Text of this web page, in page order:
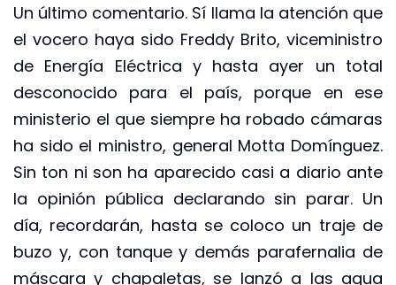
Un último comentario. Sí llama la atención que
el vocero haya sido Freddy Brito, viceministro
de Energía Eléctrica y hasta ayer un total
desconocido para el país, porque en ese
ministerio el que siempre ha robado cámaras
ha sido el ministro, general Motta Domínguez.
Sin ton ni son ha aparecido casi a diario ante
la opinión pública declarando sin parar. Un
día, recordarán, hasta se coloco un traje de
buzo y, con tanque y demás parafernalia de
máscara y chapaletas, se lanzó a las agua